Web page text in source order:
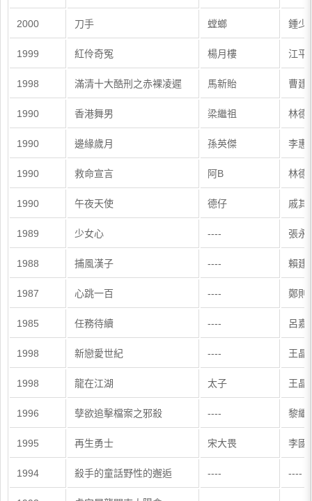
2000 刀手 螳螂 鍾少
1999 紅伶奇冤 楊月樓 江平
1998 滿清十大酷刑之赤裸凌遲 馬新貽 曹建
1990 香港舞男 梁繼祖 林德
1990 邊緣歲月 孫英傑 李惠
1990 救命宣言 阿B 林德
1990 午夜天使 德仔 戚其
1989 少女心 ---- 張永
1988 捕風漢子 ---- 賴建
1987 心跳一百 ---- 鄭則
1985 任務待續 ---- 呂嘉
1998 新戀愛世紀 ---- 王晶
1998 龍在江湖 太子 王晶
1996 孽欲追擊檔案之邪殺 ---- 黎繼
1995 再生勇士 宋大畏 李國
1994 殺手的童話野性的邂逅 ---- ----